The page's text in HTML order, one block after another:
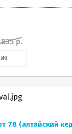
р.
78 (алтайский